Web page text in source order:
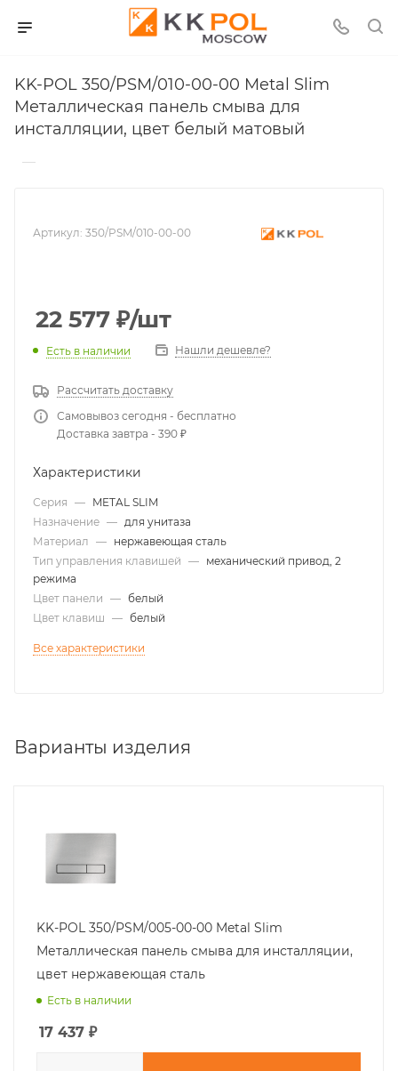
KK-POL 350/PSM/010-00-00 Metal Slim
Металлическая панель смыва для
инсталляции, цвет белый матовый
—
Артикул: 350/PSM/010-00-00
22 577 ₽/шт
Есть в наличии Нашли дешевле?
Рассчитать доставку
Самовывоз сегодня - бесплатно
Доставка завтра - 390 ₽
Характеристики
Серия — METAL SLIM
Назначение — для унитаза
Материал — нержавеющая сталь
Тип управления клавишей — механический привод, 2
режима
Цвет панели — белый
Цвет клавиш — белый
Все характеристики
Варианты изделия
KK-POL 350/PSM/005-00-00 Metal Slim
Металлическая панель смыва для инсталляции,
цвет нержавеющая сталь
Есть в наличии
17 437 ₽